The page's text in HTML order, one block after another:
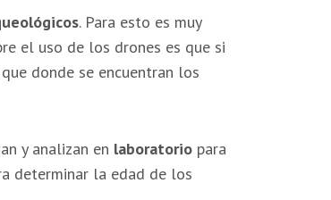
. Para esto es muy
el uso de los drones es que si
donde se encuentran los
y analizan en laboratorio para
determinar la edad de los